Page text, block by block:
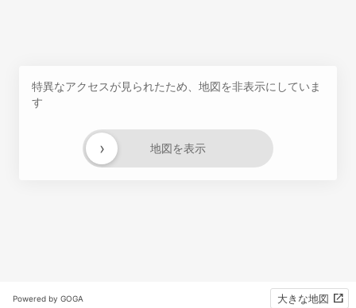
特異なアクセスが見られたため、地図を非表示にしていま
す
地図を表示
›
Powered by GOGA 大きな地図